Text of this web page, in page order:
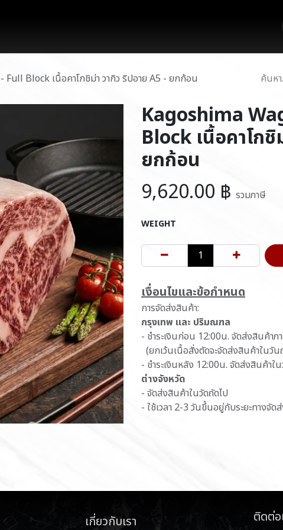
Block เนื้อคาโกชิม่า วากิว ริปอาย A5 - ยกก้อน
Kagoshima
Block เนื้อคาโก
ยกก้อน
9,620.00 ฿ รวมภาษี
WEIGHT
เ​งื่อนไขและข้อกำหนด
การจัดส่งสินค้า:
กรุงเทพ และ ปริมณฑล
- ชำระเงินก่อน 12:00น. จัดส่งสินค้าภ
(ยกเว้นเนื้อสั่งตัดจะจัดส่งสินค้าในวัน
- ชำระเงินหลัง 12:00น. จัดส่งสินค้าใ
ต่างจังหวัด
- จัดส่งสินค้าในวัดถัดไป
- ใช้เวลา 2-3 วันขึ้นอยู่กับระยะทางจัด
เกี่ยวกับเรา ติดต่อ